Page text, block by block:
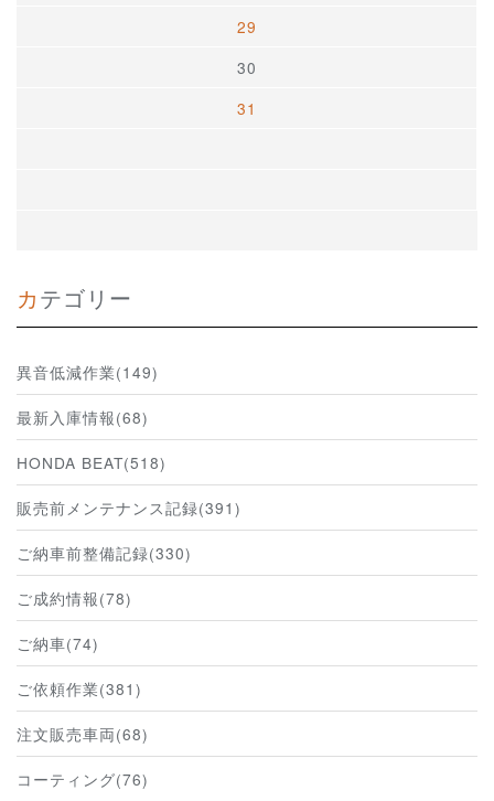
29
30
31
カテゴリー
異音低減作業(149)
最新入庫情報(68)
HONDA BEAT(518)
販売前メンテナンス記録(391)
ご納車前整備記録(330)
ご成約情報(78)
ご納車(74)
ご依頼作業(381)
注文販売車両(68)
コーティング(76)